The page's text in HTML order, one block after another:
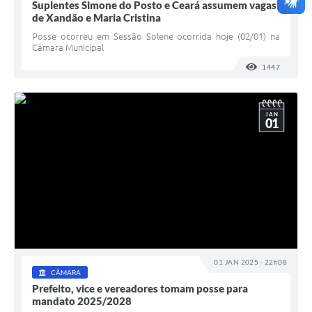
Suplentes Simone do Posto e Ceará assumem vagas
de Xandão e Maria Cristina
Posse ocorreu em Sessão Solene ocorrida hoje (02/01) na
Câmara Municipal
1447
01 JAN 2025 - 22h08
JAN
01
CÂMARA
Prefeito, vice e vereadores tomam posse para
mandato 2025/2028